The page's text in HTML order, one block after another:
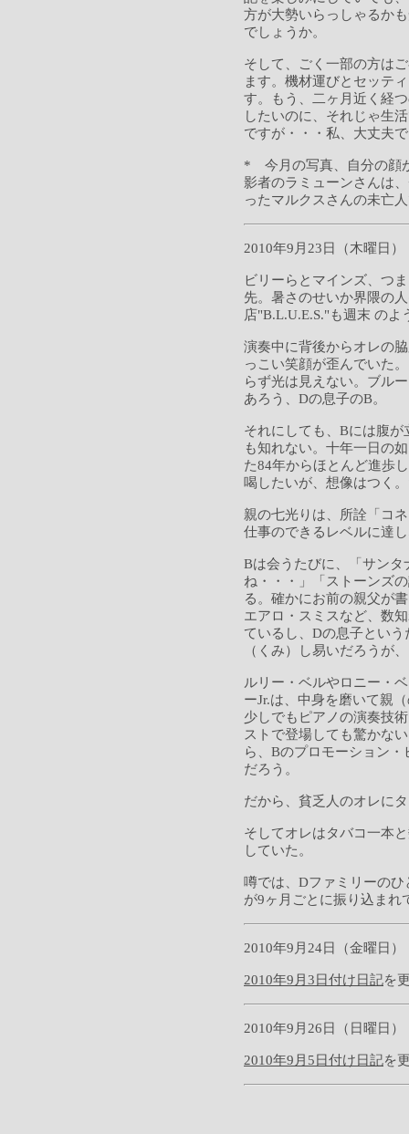
方が大勢いらっしゃるか
でしょうか。
そして、ごく一部の方は
ます。機材運びとセッテ
す。もう、二ヶ月近く経
したいのに、それじゃ生
ですが・・・私、大丈夫
* 今月の写真、自分の顔
影者のラミューンさんは
ったマルクスさんの未亡
2010年9月23日（木曜日）
ビリーらとマインズ、つ
先。暑さのせいか界隈の
店"B.L.U.E.S."も週末 のよ
演奏中に背後からオレの
っこい笑顔が歪んでいた
らず光は見えない。ブル
あろう、Dの息子のB。
それにしても、Bには腹
も知れない。十年一日の
た84年からほとんど進歩
喝したいが、想像はつく
親の七光りは、所詮「コ
仕事のできるレベルに達
Bは会うたびに、「サン
ね・・・」「ストーンズ
る。確かにお前の親父が
エアロ・スミスなど、数
ているし、Dの息子とい
（くみ）し易いだろうが
ルリー・ベルやロニー・
ーJr.は、中身を磨いて親
少しでもピアノの演奏技
ストで登場しても驚かな
ら、Bのプロモーション
だろう。
だから、貧乏人のオレに
そしてオレはタバコ一本
していた。
噂では、Dファミリーの
が9ヶ月ごとに振り込まれ
2010年9月24日（金曜日）
2010年9月3日付け日記を
2010年9月26日（日曜日）
2010年9月5日付け日記を